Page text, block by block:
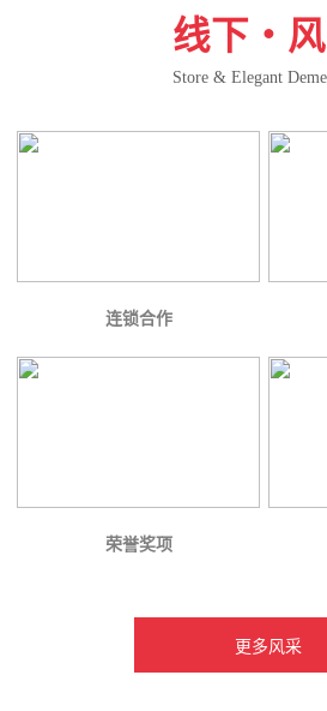
线下・
Store & Elegant
连锁合作
荣誉奖项
更多风采